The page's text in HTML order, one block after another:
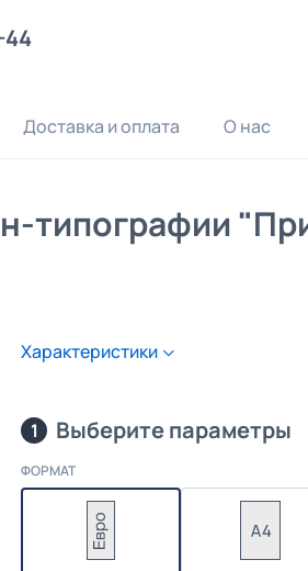
44
Доставка и оплата О нас
типографии
Характеристики
1 Выберите параметры
ФОРМАТ